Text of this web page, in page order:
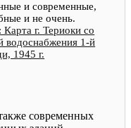
и современные,
и не очень.
г. Териоки со
водоснабжения 1-й
1945 г.
современных